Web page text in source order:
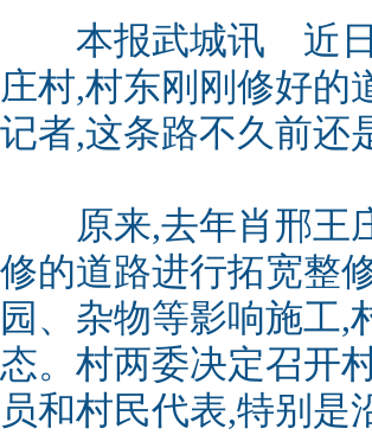
本报武城讯 近日,
庄村,村东刚刚修好的
记者,这条路不久前还
原来,去年肖邢王庄
修的道路进行拓宽整
园、杂物等影响施工,
态。村两委决定召开
员和村民代表,特别是